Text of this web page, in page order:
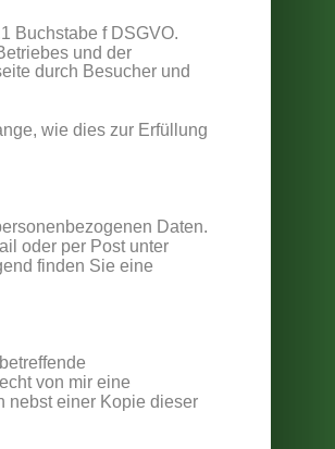
Buchstabe f DSGVO.
und der
durch Besucher und
wie dies zur Erfüllung
Daten.
oder per Post unter
finden Sie eine
von mir eine
nebst einer Kopie dieser